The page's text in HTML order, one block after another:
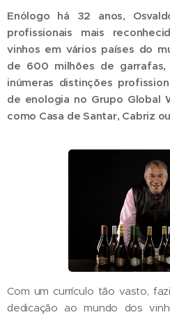
Enólogo há 32 anos,
profissionais mais
vinhos em vários países do
de 600 milhões de
inúmeras distinções
de enologia no Grupo Global
como Casa de Santar, Cabriz
Com um currículo tão vasto,
dedicação ao mundo dos